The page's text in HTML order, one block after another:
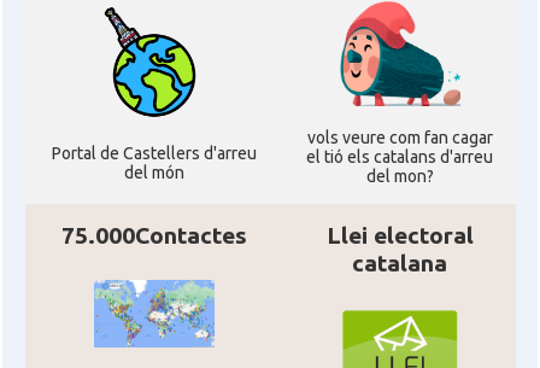
CAMON Catalans a SAINT LOUIS
Catalans a San Antonio - Texas
Catalans a SAN FRANCISCO
CAMON Catalans a Sarasota, Florida, USA
Portal de Castellers d'arreu
del món
vols veure com fan cagar
el tió els catalans d'arreu
del mon?
75.000Contactes
Llei electoral
catalana